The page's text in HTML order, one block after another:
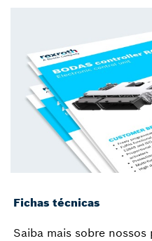
Fichas técnicas
Saiba mais sobre